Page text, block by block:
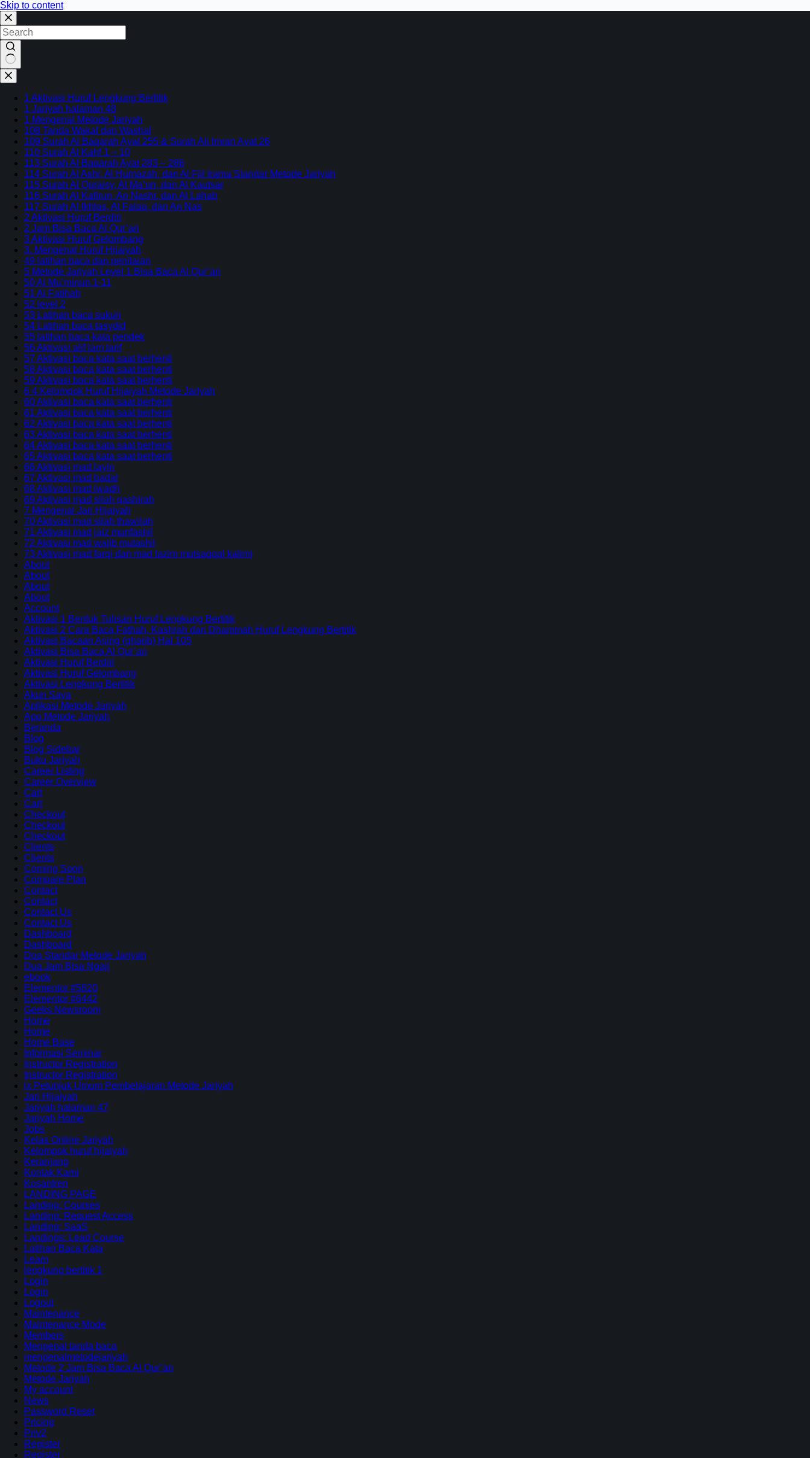
Skip to content
No
results
1 Aktivasi Huruf Lengkung Bertitik
1 Jariyah halaman 48
1 Mengenal Metode Jariyah
108 Tanda Wakaf dan Washal
109 Surah Al Baqarah Ayat 255 & Surah Ali Imran Ayat 26
110 Surah Al Kahf 1 – 10
113 Surah Al Baqarah Ayat 283 – 286
114 Surah Al Ashr, Al Humazah, dan Al Fiil Irama Standar Metode Jariyah
115 Surah Al Quraisy, Al Ma’un, dan Al Kautsar
116 Surah Al Kafirun, An Nashr, dan Al Lahab
117 Surah Al Ikhlas, Al Falaq, dan An Nas
2 Aktivasi Huruf Berdiri
2 Jam Bisa Baca Al Qur’an
3 Aktivasi Huruf Gelombang
3. Mengenal Huruf Hijaiyah
49 latihan baca dan penilaian
5 Metode Jariyah Level 1 Bisa Baca Al Qur’an
50 Al Mu’minun 1-11
51 Al Fatihah
52 level 2
53 Latihan baca sukun
54 Latihan baca tasydid
55 latihan baca kata pendek
56 Aktivasi alif lam tarif
57 Aktivasi baca kata saat berhenti
58 Aktivasi baca kata saat berhenti
59 Aktivasi baca kata saat berhenti
6 4 Kelompok Huruf Hijaiyah Metode Jariyah
60 Aktivasi baca kata saat berhenti
61 Aktivasi baca kata saat berhenti
62 Aktivasi baca kata saat berhenti
63 Aktivasi baca kata saat berhenti
64 Aktivasi baca kata saat berhenti
65 Aktivasi baca kata saat berhenti
66 Aktivasi mad layin
67 Aktivasi mad badal
68 Aktivasi mad iwadh
69 Aktivasi mad silah qashirah
7 Mengenal Jari Hijaiyah
70 Aktivasi mad silah thawilah
71 Aktivasi mad jaiz munfashil
72 Aktivasi mad wajib mutashil
73 Aktivasi mad farqi dan mad lazim mutsaqqal kalimi
About
About
About
About
Account
Aktivasi 1 Bentuk Tulisan Huruf Lengkung Bertitik
Aktivasi 2 Cara Baca Fathah, Kashrah dan Dhammah Huruf Lengkung Bertitik
Aktivasi Bacaan Asing (gharib) Hal 105
Aktivasi Bisa Baca Al Qur’an
Aktivasi Huruf Berdiri
Aktivasi Huruf Gelombang
Aktivasi Lengkung Bertitik
Akun Saya
Aplikasi Metode Jariyah
App Metode Jariyah
Beranda
Blog
Blog Sidebar
Buku Jariyah
Career Listing
Career Overview
Cart
Cart
Checkout
Checkout
Checkout
Clients
Clients
Coming Soon
Compare Plan
Contact
Contact
Contact Us
Contact Us
Dashboard
Dashboard
Doa Standar Metode Jariyah
Dua Jam Bisa Ngaji
ebook
Elementor #5820
Elementor #6442
Geeks Newsroom
Home
Home
Home Base
Informasi Seminar
Instructor Registration
Instructor Registration
ix Petunjuk Umum Pembelajaran Metode Jariyah
Jari Hijaiyah
Jariyah halaman 47
Jariyah Home
Jobs
Kelas Online Jariyah
Kelompok huruf hijaiyah
Keranjang
Kontak Kami
Kosantren
LANDING PAGE
Landing: Courses
Landing: Request Access
Landing: SaaS
Landings: Lead Course
Latihan Baca Kata
Learn
lengkung bertitik 1
Login
Login
Logout
Maintenance
Maintenance Mode
Members
Mengenal tanda baca
mengenalmetodejariyah
Metode 2 Jam Bisa Baca Al Qur’an
Metode Jariyah
My account
News
Password Reset
Pricing
Priv2
Register
Register